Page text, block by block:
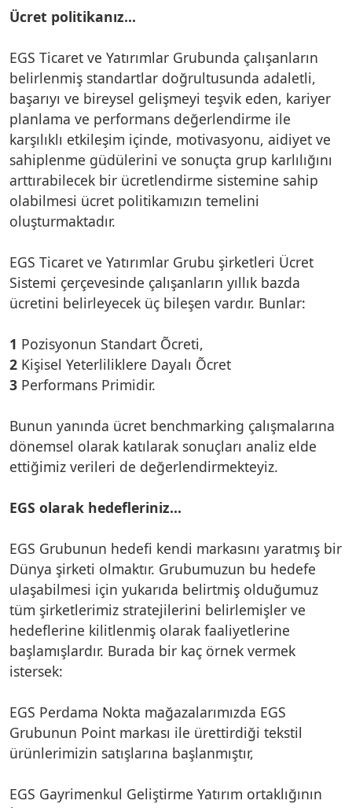
Ücret politikanız...
EGS Ticaret ve Yatırımlar Grubunda çalışanların
belirlenmiş standartlar doğrultusunda adaletli,
başarıyı ve bireysel gelişmeyi teşvik eden, kariyer
planlama ve performans değerlendirme ile
karşılıklı etkileşim içinde, motivasyonu, aidiyet ve
sahiplenme güdülerini ve sonuçta grup karlılığını
arttırabilecek bir ücretlendirme sistemine sahip
olabilmesi ücret politikamızın temelini
oluşturmaktadır.
EGS Ticaret ve Yatırımlar Grubu şirketleri Ücret
Sistemi çerçevesinde çalışanların yıllık bazda
ücretini belirleyecek üç bileşen vardır. Bunlar:
1 Pozisyonun Standart Õcreti,
2 Kişisel Yeterliliklere Dayalı Õcret
3 Performans Primidir.
Bunun yanında ücret benchmarking çalışmalarına
dönemsel olarak katılarak sonuçları analiz elde
ettiğimiz verileri de değerlendirmekteyiz.
EGS olarak hedefleriniz...
EGS Grubunun hedefi kendi markasını yaratmış bir
Dünya şirketi olmaktır. Grubumuzun bu hedefe
ulaşabilmesi için yukarıda belirtmiş olduğumuz
tüm şirketlerimiz stratejilerini belirlemişler ve
hedeflerine kilitlenmiş olarak faaliyetlerine
başlamışlardır. Burada bir kaç örnek vermek
istersek:
EGS Perdama Nokta mağazalarımızda EGS
Grubunun Point markası ile ürettirdiği tekstil
ürünlerimizin satışlarına başlanmıştır,
EGS Gayrimenkul Geliştirme Yatırım ortaklığının